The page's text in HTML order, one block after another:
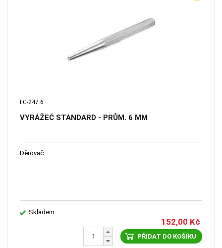
FC-247.6
VYRÁŽEČ STANDARD - PRŮM. 6 MM
Děrovač
Skladem
152,00 Kč
PŘIDAT DO KOŠÍKU